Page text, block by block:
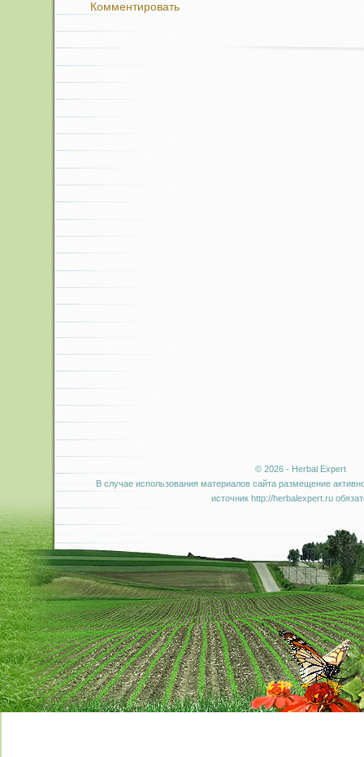
Комментировать
© 2026 - Herbal Expert
В случае использования материалов сайта размещение
источник http://herbalexpert.ru